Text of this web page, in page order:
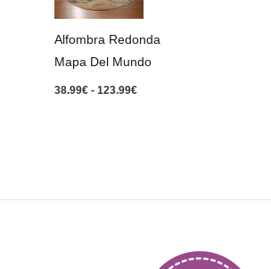
Alfombra Redonda
Mapa Del Mundo
38.99€ - 123.99€
123.99€